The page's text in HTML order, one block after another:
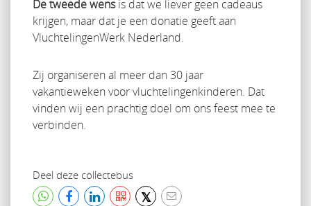
De tweede wensis dat we liever geen cadeaus
krijgen, maar dat je een donatie geeft aan
VluchtelingenWerk Nederland.
Zij organiseren al meer dan 30 jaar
vakantieweken voor vluchtelingenkinderen. Dat
vinden wij een prachtig doel om ons feest mee te
verbinden.
Deel deze collectebus
𝕏